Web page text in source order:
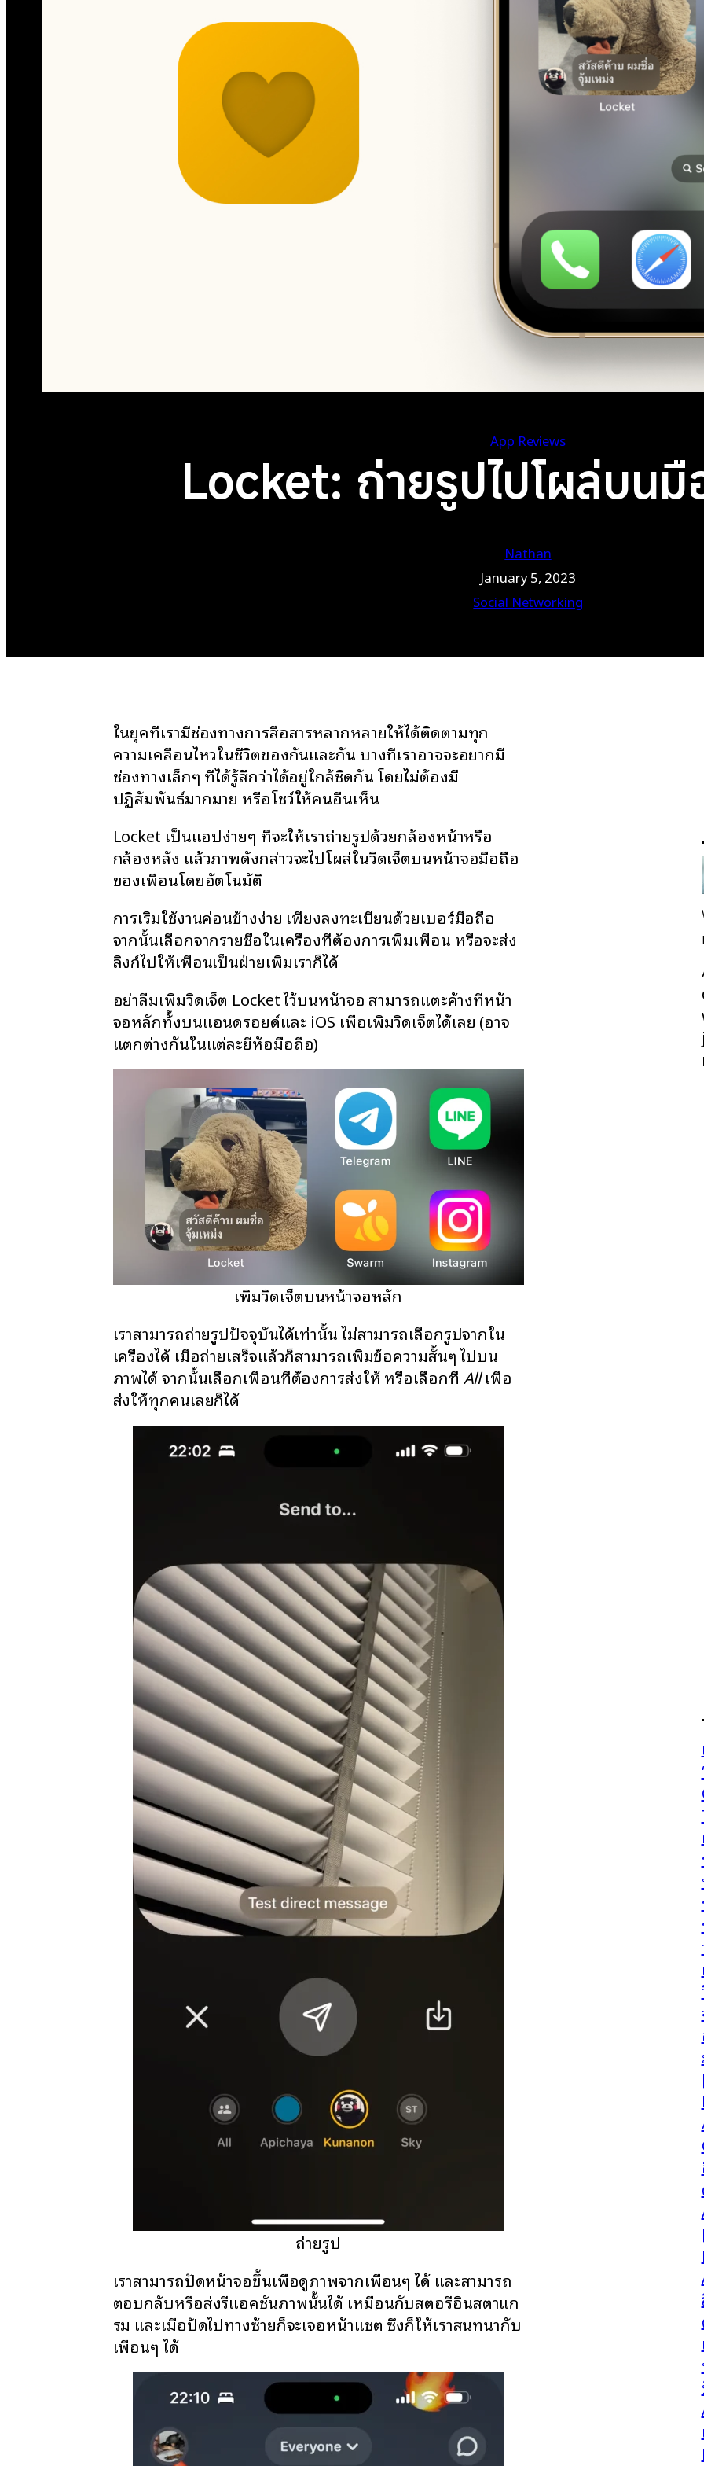
App Reviews
Locket: ถ่ายรูปไปโผล่บน
Nathan
January 5, 2023
Social Networking
ในยุคที่เรามีช่องทางการสื่อสารหลากหลายให้ได้ติดตามทุก
ความเคลื่อนไหวในชีวิตของกันและกัน บางทีเราอาจจะอยากมี
ช่องทางเล็กๆ ที่ได้รู้สึกว่าได้อยู่ใกล้ชิดกัน โดยไม่ต้องมี
ปฏิสัมพันธ์มากมาย หรือโชว์ให้คนอื่นเห็น
Locket เป็นแอปง่ายๆ ที่จะให้เราถ่ายรูปด้วยกล้องหน้าหรือ
กล้องหลัง แล้วภาพดังกล่าวจะไปโผล่ในวิดเจ็ตบนหน้าจอมือถือ
ของเพื่อนโดยอัตโนมัติ
การเริ่มใช้งานค่อนข้างง่าย เพียงลงทะเบียนด้วยเบอร์มือถือ
จากนั้นเลือกจากรายชื่อในเครื่องที่ต้องการเพิ่มเพื่อน หรือจะส่ง
ลิงก์ไปให้เพื่อนเป็นฝ่ายเพิ่มเราก็ได้
อย่าลืมเพิ่มวิดเจ็ต Locket ไว้บนหน้าจอ สามารถแตะค้างที่หน้า
จอหลักทั้งบนแอนดรอยด์และ iOS เพื่อเพิ่มวิดเจ็ตได้เลย (อาจ
แตกต่างกันในแต่ละยี่ห้อมือถือ)
เพิ่มวิดเจ็ตบนหน้าจอหลัก
เราสามารถถ่ายรูปปัจจุบันได้เท่านั้น ไม่สามารถเลือกรูปจากใน
เครื่องได้ เมื่อถ่ายเสร็จแล้วก็สามารถเพิ่มข้อความสั้นๆ ไปบน
ภาพได้ จากนั้นเลือกเพื่อนที่ต้องการส่งให้ หรือเลือกที่ Allเพื่อ
ส่งให้ทุกคนเลยก็ได้
ถ่ายรูป
เราสามารถปัดหน้าจอขึ้นเพื่อดูภาพจากเพื่อนๆ ได้ และสามารถ
ตอบกลับหรือส่งรีแอคชันภาพนั้นได้ เหมือนกับสตอรี่อินสตาแก
รม และเมื่อปัดไปทางซ้ายก็จะเจอหน้าแชต ซึ่งก็ให้เราสนทนากับ
เพื่อนๆ ได้